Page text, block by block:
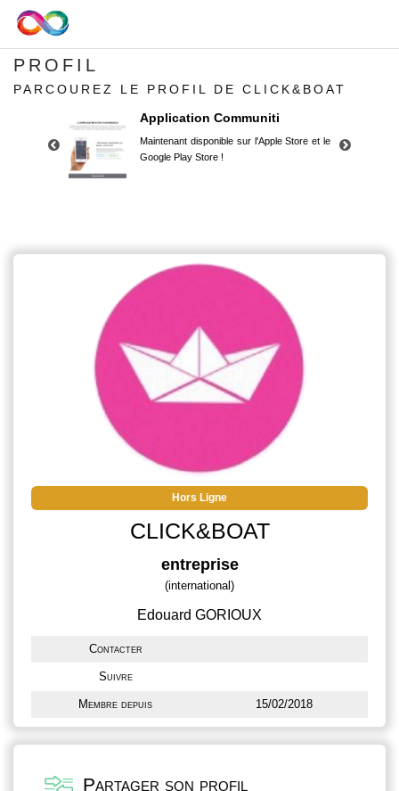
PROFIL
PARCOUREZ LE PROFIL DE CLICK&BOAT
Application Communiti
Maintenant disponible sur l'Apple Store et le
Google Play Store !
Google Play Store !
Hors Ligne
CLICK&BOAT
entreprise
(international)
Edouard GORIOUX
Contacter
Suivre
Membre depuis 15/02/2018
Partager son profil